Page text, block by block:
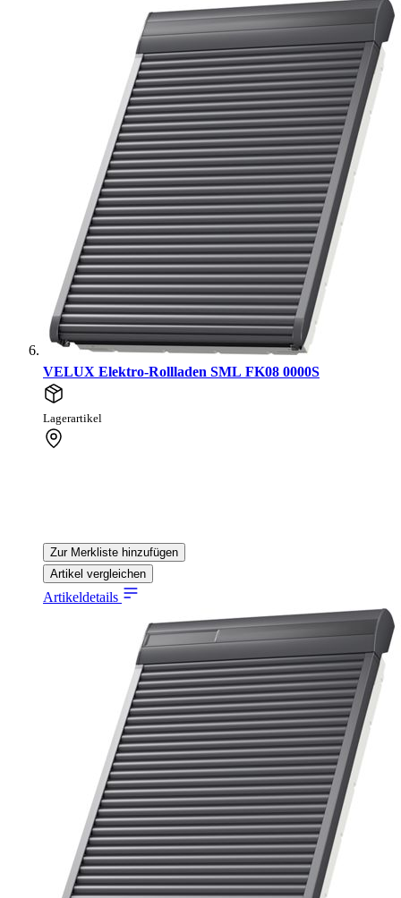
VELUX Elektro-Rollladen SML FK08 0000S
Lagerartikel
Zur Merkliste hinzufügen
Artikel vergleichen
Artikeldetails